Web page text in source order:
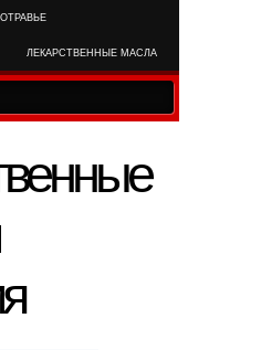
ЛЕКАРСТВЕННЫЕ МАСЛА